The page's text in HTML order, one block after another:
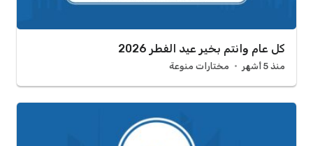
كل عام وانتم بخير عيد الفطر 2026
منذ 5 أشهر مختارات منوعة